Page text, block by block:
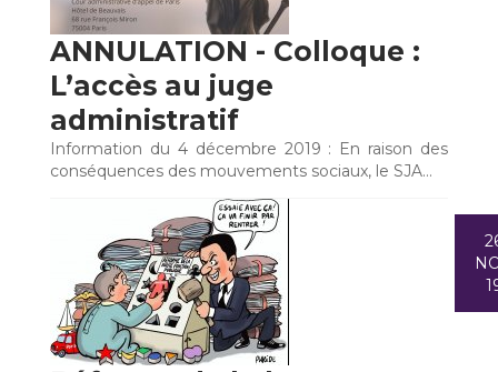
ANNULATION - Colloque :
L’accès au juge
administratif
Information du 4 décembre 2019 : En raison des
conséquences des mouvements sociaux, le SJA…